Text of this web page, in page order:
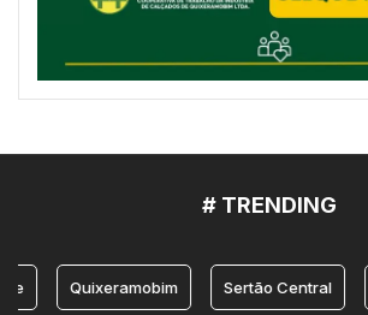
# TRENDING
Quixeramobim Sertão Central